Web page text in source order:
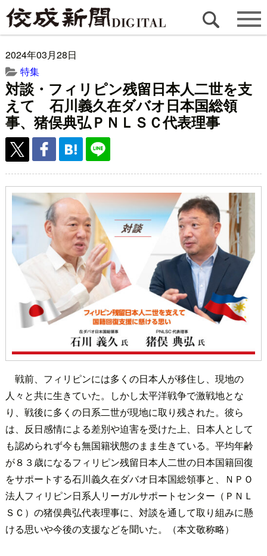
2024年03月28日
特集
対談・フィリピン残留日本人二世を支
えて 石川義久在ダバオ日本国総領
事、猪俣典弘ＰＮＬＳＣ代表理事
戦前、フィリピンには多くの日本人が移住し、現地の
人々と共に生きていた。しかし太平洋戦争で激戦地とな
り、戦後に多くの日系二世が現地に取り残された。彼ら
は、反日感情による差別や迫害を受けた上、日本人として
も認められず今も無国籍状態のまま生きている。平均年齢
が８３歳になるフィリピン残留日本人二世の日本国籍回復
をサポートする石川義久在ダバオ日本国総領事と、ＮＰＯ
法人フィリピン日系人リーガルサポートセンター（ＰＮＬ
ＳＣ）の猪俣典弘代表理事に、対談を通して取り組みに懸
ける思いや今後の支援などを聞いた。（本文敬称略）